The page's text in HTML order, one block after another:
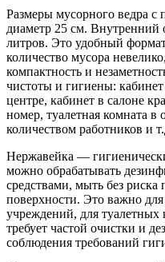
Размеры мусорного ведра с
диаметр 25 см.
литров. Это удобный
количество мусора
компактность и
чистоты и гигиены:
центре, кабинет в салоне
номер, туалетная комната
количеством работников и
Нержавейка —
можно обрабатывать
средствами, мыть без риска
поверхности. Это важно
учреждений, для туалетных
требует частой очистки и
соблюдения требований